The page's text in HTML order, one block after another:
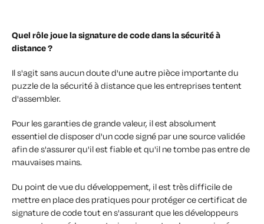
Quel rôle joue la signature de code dans la sécurité à
distance ?
Il s'agit sans aucun doute d'une autre pièce importante du
puzzle de la sécurité à distance que les entreprises tentent
d'assembler.
Pour les garanties de grande valeur, il est absolument
essentiel de disposer d'un code signé par une source validée
afin de s'assurer qu'il est fiable et qu'il ne tombe pas entre de
mauvaises mains.
Du point de vue du développement, il est très difficile de
mettre en place des pratiques pour protéger ce certificat de
signature de code tout en s'assurant que les développeurs